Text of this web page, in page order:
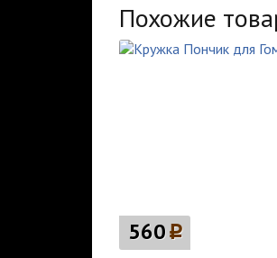
Похожие
560p